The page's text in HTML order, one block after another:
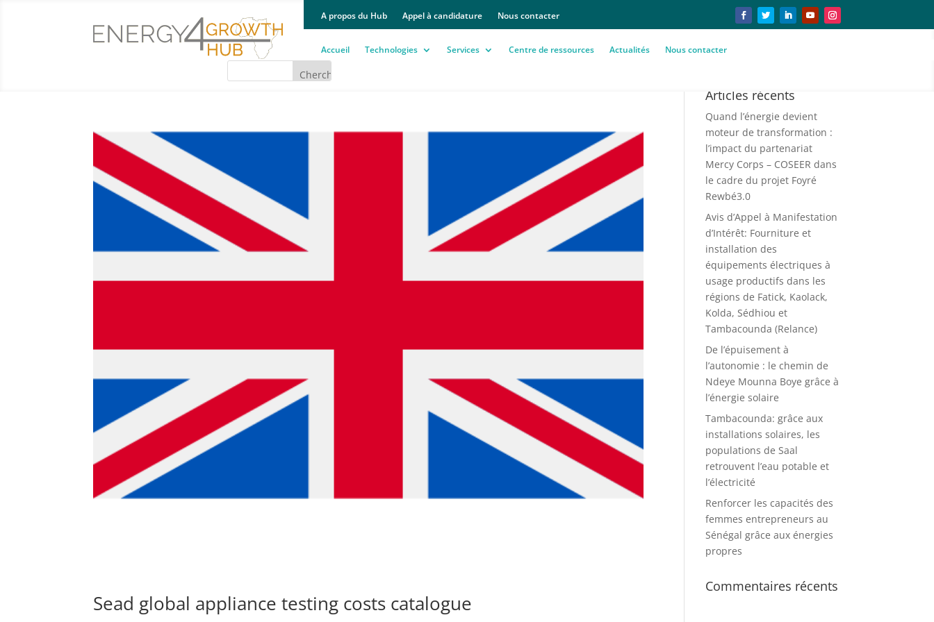
A propos du Hub Appel à candidature Nous contacter
Accueil Technologies Services Centre de ressources Actualités Nous contacter
Sead global appliance testing costs catalogue
Articles récents
Quand l’énergie devient
moteur de transformation :
l’impact du partenariat
Mercy Corps – COSEER dans
le cadre du projet Foyré
Rewbé3.0
Avis d’Appel à Manifestation
d’Intérêt: Fourniture et
installation des
équipements électriques à
usage productifs dans les
régions de Fatick, Kaolack,
Kolda, Sédhiou et
Tambacounda (Relance)
De l’épuisement à
l’autonomie : le chemin de
Ndeye Mounna Boye grâce à
l’énergie solaire
Tambacounda: grâce aux
installations solaires, les
populations de Saal
retrouvent l’eau potable et
l’électricité
Renforcer les capacités des
femmes entrepreneurs au
Sénégal grâce aux énergies
propres
Commentaires récents